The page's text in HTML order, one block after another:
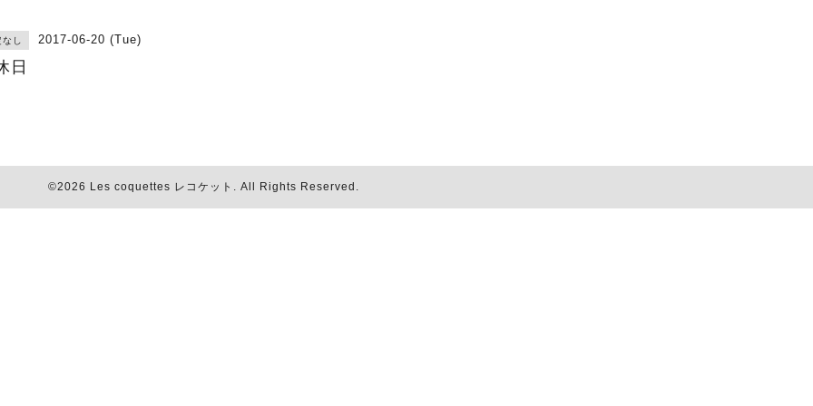
し 2017-06-20 (Tue)
日
©2026 Les coquettes レコケット . All Rights Reserved.